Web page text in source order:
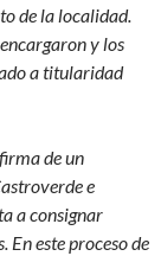
de la localidad.
y los
a titularidad
de un
e
a consignar
este proceso de